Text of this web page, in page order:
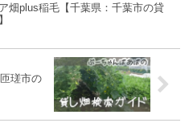
畑plus稲毛【千葉県：千葉市の貸
瑳市の